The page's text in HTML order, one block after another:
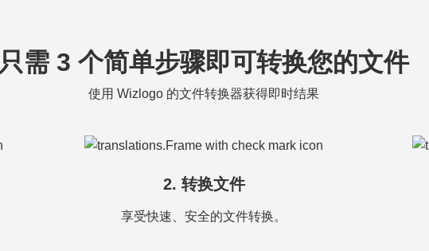
只需 3 个简单步骤即可转换您的文件
使用 Wizlogo 的文件转换器获得即时结果
2. 转换文件
享受快速、安全的文件转换。